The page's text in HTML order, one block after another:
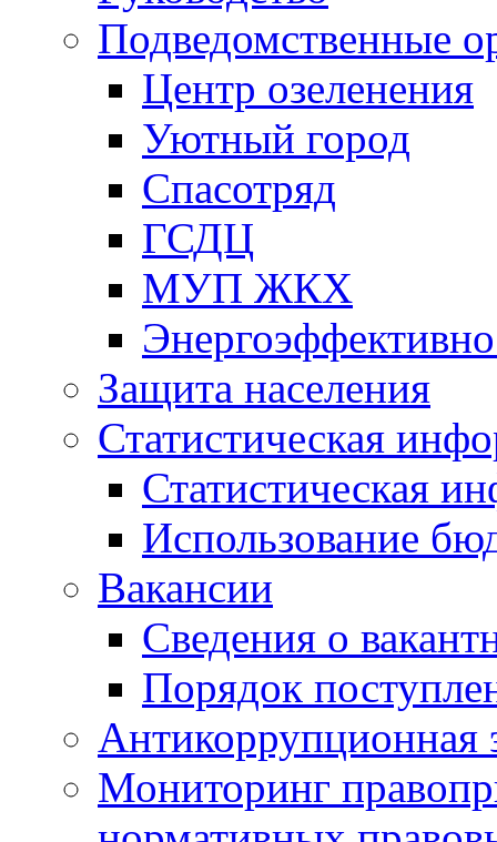
Подведомственные
Центр озеленения
Уютный город
Спасотряд
ГСДЦ
МУП ЖКХ
Защита населения
Статистическая
Статистическая
Использование
Вакансии
Сведения о
Порядок
Антикоррупционная
Мониторинг